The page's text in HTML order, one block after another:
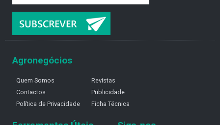
Agronegócios
Quem Somos
Contactos
Política de Privacidade
Revistas
Publicidade
Ficha Técnica